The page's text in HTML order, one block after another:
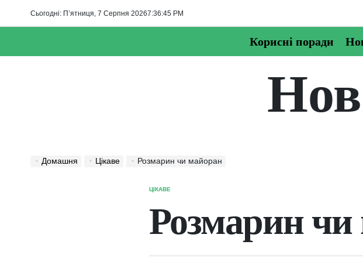
Сьогодні: П’ятниця, 7 Серпня 20267:36:46 PM
Корисні поради
Домашня Цікаве Розмарин чи майоран
ОПУБЛІКУВАТИ
ЦІКАВЕ
Розмарин